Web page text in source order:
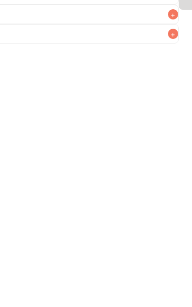
のまま使用すると、仕上がりにアルコール特
ール分を飛ばすことをおすすめいたします。
+
+
、メインの味付けとして使用している場合は